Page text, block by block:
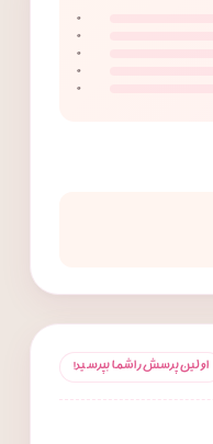
۰
۰
۰
۰
۰
اولین پرسش را شما بپرسید!